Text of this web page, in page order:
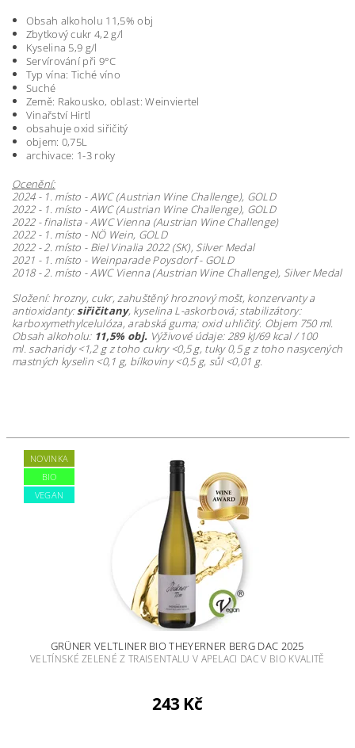
Obsah alkoholu 11,5% obj
Zbytkový cukr 4,2 g/l
Kyselina 5,9 g/l
Servírování při 9°C
Typ vína: Tiché víno
Suché
Země: Rakousko, oblast: Weinviertel
Vinařství Hirtl
obsahuje oxid siřičitý
objem: 0,75L
archivace: 1-3 roky
Ocenění:
2024 - 1. místo - AWC (Austrian Wine Challenge), GOLD
2022 - 1. místo - AWC (Austrian Wine Challenge), GOLD
2022 - finalista - AWC Vienna (Austrian Wine Challenge)
2022 - 1. místo - NÖ Wein, GOLD
2022 - 2. místo - Biel Vinalia 2022 (SK), Silver Medal
2021 - 1. místo - Weinparade Poysdorf - GOLD
2018 - 2. místo - AWC Vienna (Austrian Wine Challenge), Silver Medal
Složení: hrozny, cukr, zahuštěný hroznový mošt, konzervanty a
antioxidanty:siřičitany, kyselina L-askorbová; stabilizátory:
karboxymethylcelulóza, arabská guma; oxid uhličitý. Objem 750 ml.
Obsah alkoholu: 11,5% obj. Výživové údaje: 289 kJ/69 kcal / 100
ml. sacharidy <1,2 g z toho cukry <0,5 g, tuky 0,5 g z toho nasycených
mastných kyselin <0,1 g, bílkoviny <0,5 g, sůl <0,01 g.
NOVINKA
BIO
VEGAN
GRÜNER VELTLINER BIO THEYERNER BERG DAC 2025
VELTÍNSKÉ ZELENÉ Z TRAISENTALU V APELACI DAC V BIO KVALITĚ
243 Kč